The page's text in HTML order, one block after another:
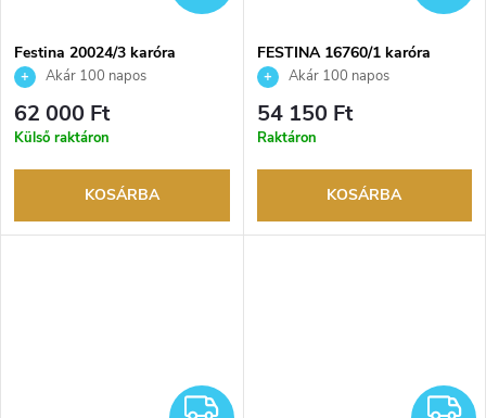
Festina 20024/3 karóra
Akár 100 napos
visszaküldési lehetőség. Hivatalos
márkakereskedő.
62 000 Ft
Külső raktáron
KOSÁRBA
FESTINA 16760/1 karóra
Akár 100 napos
visszaküldési lehetőség. Hivatalos
márkakereskedő.
54 150 Ft
Raktáron
KOSÁRBA
INGYENES